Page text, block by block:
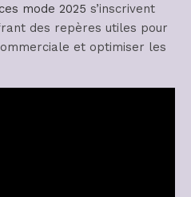
mode 2025 s’inscrivent
des repères utiles pour
et optimiser les